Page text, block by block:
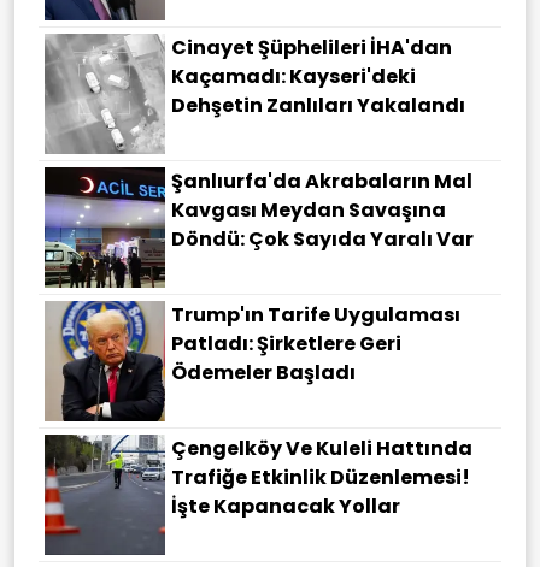
Cinayet Şüphelileri İHA'dan
Kaçamadı: Kayseri'deki
Dehşetin Zanlıları Yakalandı
Şanlıurfa'da Akrabaların Mal
Kavgası Meydan Savaşına
Döndü: Çok Sayıda Yaralı Var
Trump'ın Tarife Uygulaması
Patladı: Şirketlere Geri
Ödemeler Başladı
Çengelköy Ve Kuleli Hattında
Trafiğe Etkinlik Düzenlemesi!
İşte Kapanacak Yollar